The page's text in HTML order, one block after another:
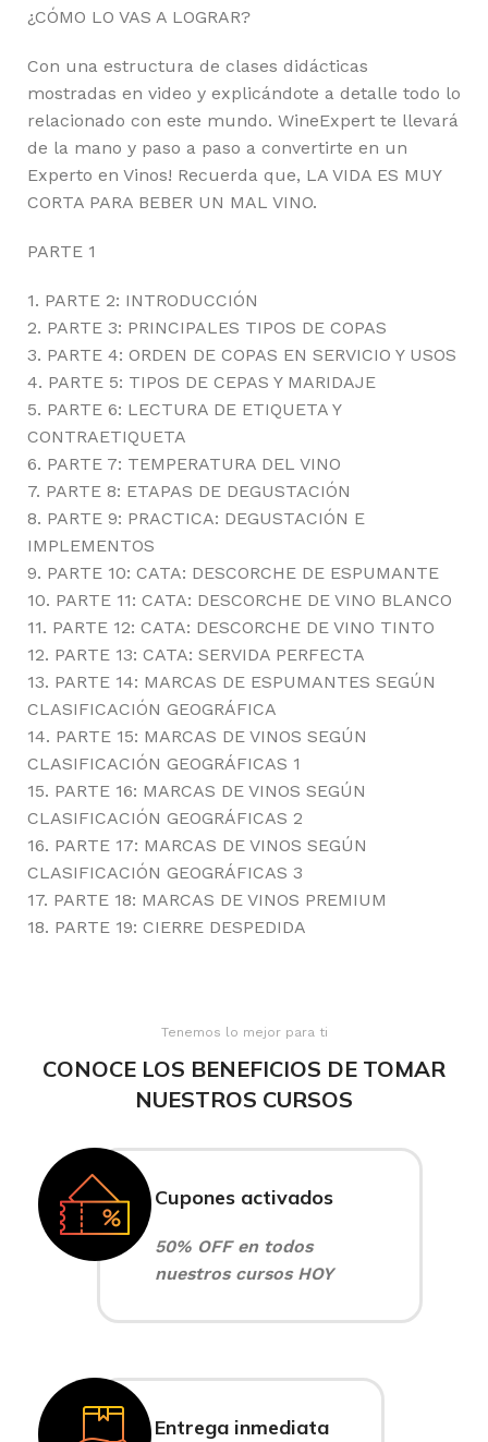
¿CÓMO LO VAS A LOGRAR?
Con una estructura de clases didácticas
mostradas en video y explicándote a detalle todo lo
relacionado con este mundo. WineExpert te llevará
de la mano y paso a paso a convertirte en un
Experto en Vinos! Recuerda que, LA VIDA ES MUY
CORTA PARA BEBER UN MAL VINO.
PARTE 1
1. PARTE 2: INTRODUCCIÓN
2. PARTE 3: PRINCIPALES TIPOS DE COPAS
3. PARTE 4: ORDEN DE COPAS EN SERVICIO Y USOS
4. PARTE 5: TIPOS DE CEPAS Y MARIDAJE
5. PARTE 6: LECTURA DE ETIQUETA Y
CONTRAETIQUETA
6. PARTE 7: TEMPERATURA DEL VINO
7. PARTE 8: ETAPAS DE DEGUSTACIÓN
8. PARTE 9: PRACTICA: DEGUSTACIÓN E
IMPLEMENTOS
9. PARTE 10: CATA: DESCORCHE DE ESPUMANTE
10. PARTE 11: CATA: DESCORCHE DE VINO BLANCO
11. PARTE 12: CATA: DESCORCHE DE VINO TINTO
12. PARTE 13: CATA: SERVIDA PERFECTA
13. PARTE 14: MARCAS DE ESPUMANTES SEGÚN
CLASIFICACIÓN GEOGRÁFICA
14. PARTE 15: MARCAS DE VINOS SEGÚN
CLASIFICACIÓN GEOGRÁFICAS 1
15. PARTE 16: MARCAS DE VINOS SEGÚN
CLASIFICACIÓN GEOGRÁFICAS 2
16. PARTE 17: MARCAS DE VINOS SEGÚN
CLASIFICACIÓN GEOGRÁFICAS 3
17. PARTE 18: MARCAS DE VINOS PREMIUM
18. PARTE 19: CIERRE DESPEDIDA
Tenemos lo mejor para ti
CONOCE LOS BENEFICIOS DE TOMAR
NUESTROS CURSOS
Cupones activados
50% OFF en todos
nuestros cursos HOY
Entrega inmediata